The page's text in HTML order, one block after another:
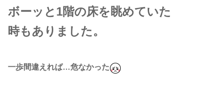
ボーッと1階の床を眺めていた
時もありました。
一歩間違えれば…危なかった